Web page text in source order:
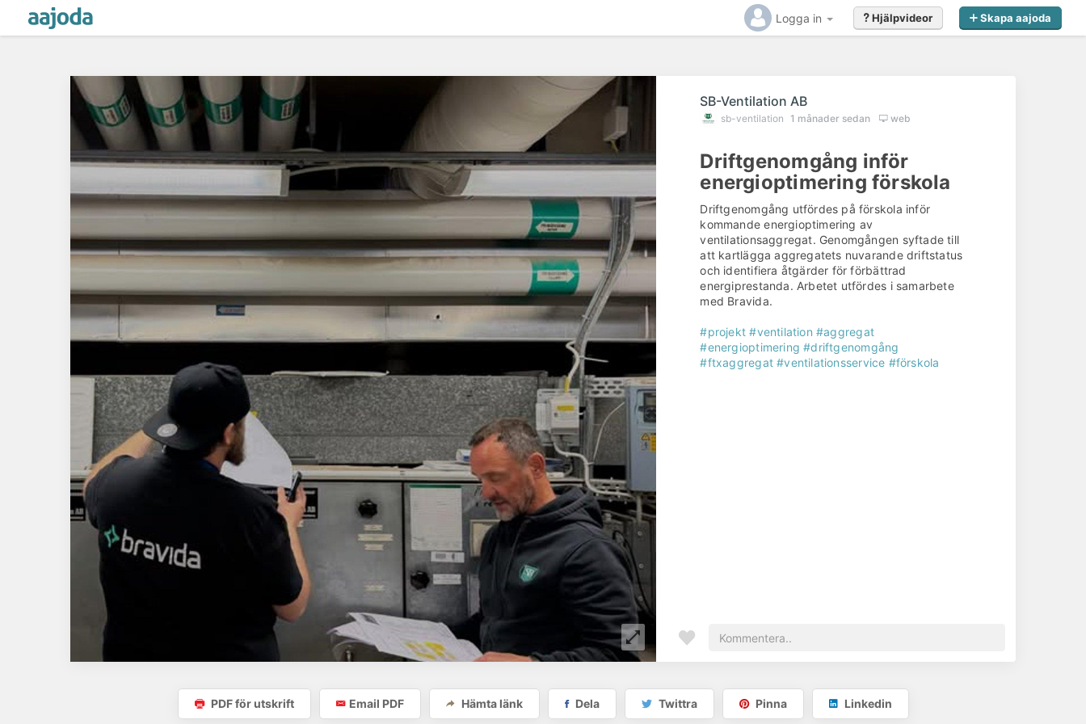
Logga in Skapa aajoda
Hjälpvideor
SB-Ventilation AB
sb-ventilation 1 månader sedan web
Driftgenomgång inför
energioptimering förskola
Driftgenomgång utfördes på förskola inför
kommande energioptimering av
ventilationsaggregat. Genomgången syftade till
att kartlägga aggregatets nuvarande driftstatus
och identifiera åtgärder för förbättrad
energiprestanda. Arbetet utfördes i samarbete
med Bravida.
#projekt #ventilation #aggregat
#energioptimering #driftgenomgång
#ftxaggregat #ventilationsservice #förskola
PDF för utskrift Email PDF Hämta länk Dela Twittra Pinna Linkedin